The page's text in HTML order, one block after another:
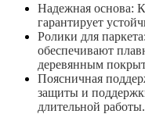
Надежная основа:
гарантирует
Ролики для
обеспечивают
деревянным
Поясничная
защиты и
длительной работы.